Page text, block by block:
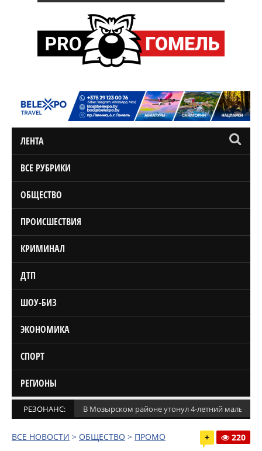
ЛЕНТА
ВСЕ РУБРИКИ
ОБЩЕСТВО
ПРОИСШЕСТВИЯ
КРИМИНАЛ
ДТП
ШОУ-БИЗ
ЭКОНОМИКА
СПОРТ
РЕГИОНЫ
РЕЗОНАНС: В Мозырском районе утонул 4-летний мальчик
ВСЕ НОВОСТИ > ОБЩЕСТВО > ПРОМО + 220